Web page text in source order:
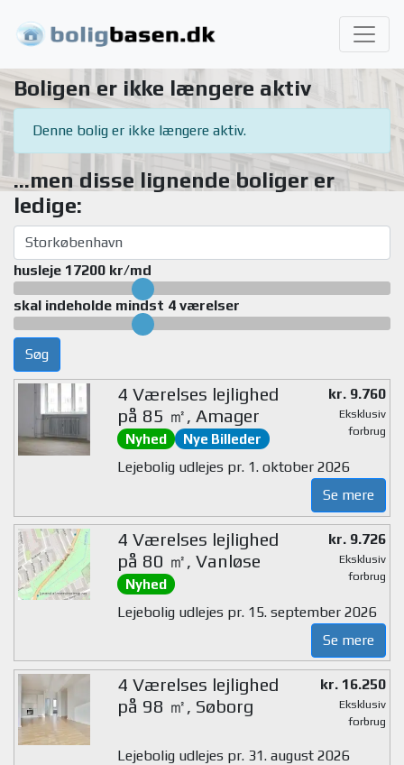
Boligen er ikke længere aktiv
Denne bolig er ikke længere aktiv.
...men disse lignende boliger er
ledige:
husleje 17200 kr/md
skal indeholde mindst 4 værelser
Søg
4 Værelses lejlighed
på 85 ㎡, Amager
Nyhed Nye Billeder
kr. 9.760
Eksklusiv
forbrug
Lejebolig udlejes pr. 1. oktober 2026
Se mere
4 Værelses lejlighed
på 80 ㎡, Vanløse
Nyhed
kr. 9.726
Eksklusiv
forbrug
Lejebolig udlejes pr. 15. september 2026
Se mere
4 Værelses lejlighed
på 98 ㎡, Søborg
kr. 16.250
Eksklusiv
forbrug
Lejebolig udlejes pr. 31. august 2026